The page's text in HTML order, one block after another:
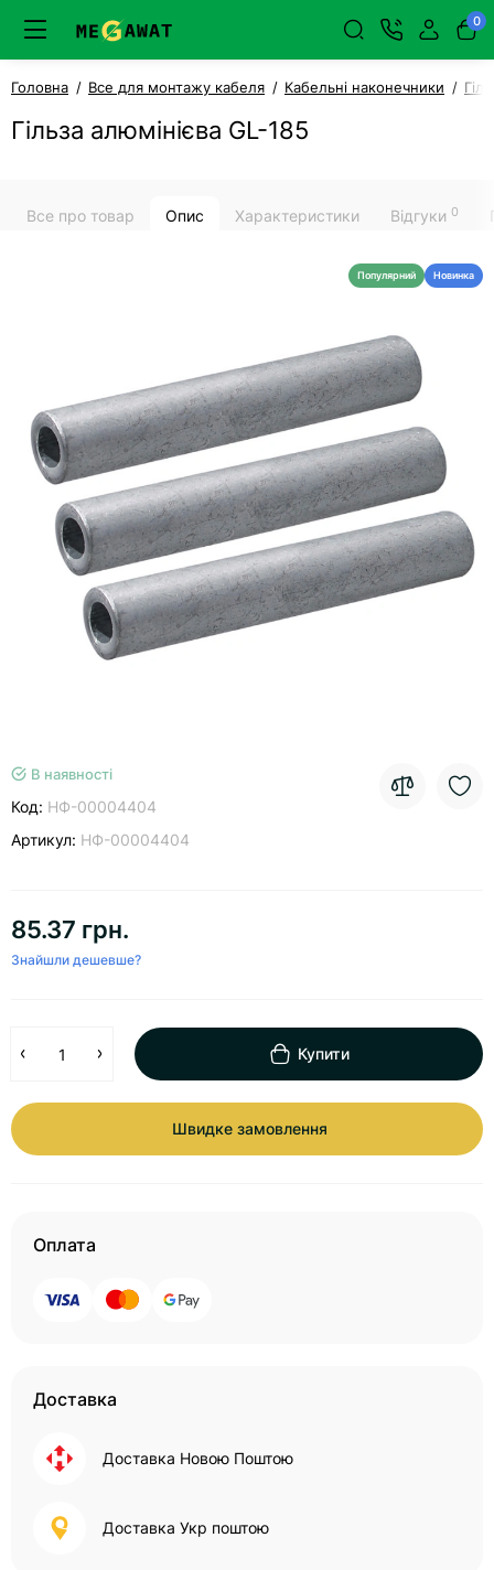
0
Головна Все для монтажу кабеля Кабельні наконечники
Гільза алюмінієва GL-185
Все про товар Опис Характеристики Відгуки 0
Популярний Новинка
В наявності
Код: НФ-00004404
Артикул: НФ-00004404
85.37 грн.
Знайшли дешевше?
Купити
Швидке замовлення
Оплата
Доставка
Доставка Новою Поштою
Доставка Укр поштою